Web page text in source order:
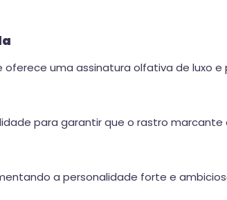
uma assinatura olfativa de luxo e
para garantir que o rastro
a personalidade forte e